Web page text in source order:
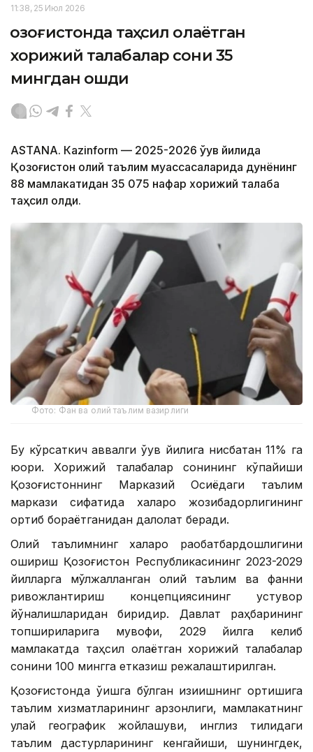
11:38, 25 Июл 2026
Қозоғистонда таҳсил олаётган
хорижий талабалар сони 35
мингдан ошди
ASTANА. Кazinform — 2025-2026 ўқув йилида
Қозоғистон олий таълим муассасаларида дунёнинг
88 мамлакатидан 35 075 нафар хорижий талаба
таҳсил олди.
Фото: Фан ва олий таълим вазирлиги
Бу кўрсаткич аввалги ўқув йилига нисбатан 11% га
юқори. Хорижий талабалар сонининг кўпайиши
Қозоғистоннинг Марказий Осиёдаги таълим
маркази сифатида халқаро жозибадорлигининг
ортиб бораётганидан далолат беради.
Олий таълимнинг халқаро рақобатбардошлигини
ошириш Қозоғистон Республикасининг 2023-2029
йилларга мўлжалланган олий таълим ва фанни
ривожлантириш концепциясининг устувор
йўналишларидан биридир. Давлат раҳбарининг
топшириқларига мувофиқ, 2029 йилга келиб
мамлакатда таҳсил олаётган хорижий талабалар
сонини 100 мингга етказиш режалаштирилган.
Қозоғистонда ўқишга бўлган қизиқишнинг ортишига
таълим хизматларининг арзонлиги, мамлакатнинг
қулай географик жойлашуви, инглиз тилидаги
таълим дастурларининг кенгайиши, шунингдек,